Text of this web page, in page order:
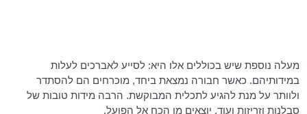
מעלה נוספת שיש בכוללים אלו היא: לסייע לאברכים לעלות
במידותיהם. כאשר חבורה נמצאת ביחד, מוכרחים הם להסתדר
ולוותר על מנת להגיע לתכלית המבוקשת. הרבה מידות טובות של
סבלנות וזריזות ועוד, יוצאים מן הכח אל הפועל.